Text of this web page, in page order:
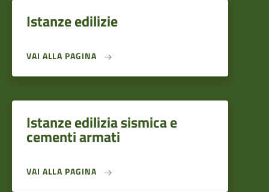
Istanze edilizie
VAI ALLA PAGINA
Istanze edilizia sismica e
cementi armati
VAI ALLA PAGINA